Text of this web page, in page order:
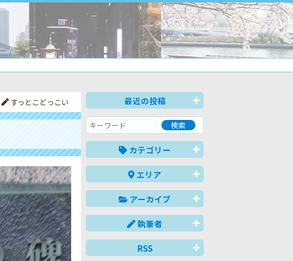
すっとこどっこい 最近の投稿
カテゴリー
エリア
アーカイブ
執筆者
RSS